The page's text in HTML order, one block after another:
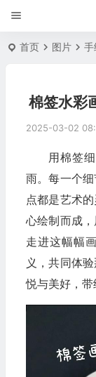
首页 图片
棉签水彩
2025-03-02
用棉签
雨。每一个
点都是艺术
心绘制而成
走进这幅幅
义，共同体
悦与美好，带